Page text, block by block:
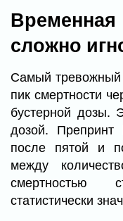
сложно
Самый
пик смертности
бустерной дозы.
дозой.
после пятой и
между
смертностью
статистически